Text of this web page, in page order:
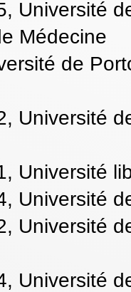
Université
Médecine
de
Université
Université
Université
Université
Université